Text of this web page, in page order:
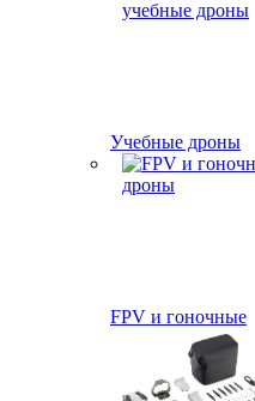
Учебные дроны
FPV и гоночные